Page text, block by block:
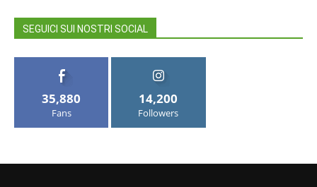
SEGUICI SUI NOSTRI SOCIAL
35,880
Fans
14,200
Followers